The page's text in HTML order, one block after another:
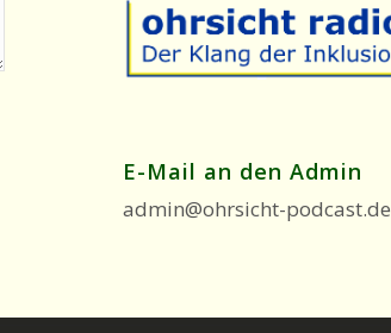
E-Mail an den Admin
admin@ohrsicht-podcast.de